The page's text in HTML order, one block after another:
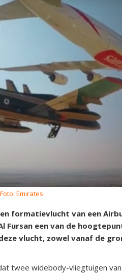
Emirates
formatievlucht van een
Fursan een van de
vlucht, zowel vanaf de
twee widebody-vliegtuigen